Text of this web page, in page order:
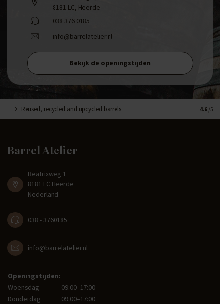
8181 LC, Heerde
038 376 0185
info@barrelatelier.nl
Bekijk de openingstijden
Reused, recycled and upcycled barrels 4.6 /5
Barrel Atelier
Beatrixweg 1
8181 LC Heerde
Nederland
038 - 3760185
info@barrelatelier.nl
Openingstijden:
Woensdag
09:00–17:00
Donderdag
09:00–17:00